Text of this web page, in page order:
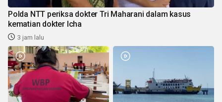
Polda NTT periksa dokter Tri Maharani dalam kasus
kematian dokter Icha
3 jam lalu